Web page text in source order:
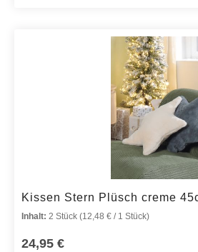
Produkt Anzahl: Gib
Kissen Stern Plüsch creme
Inhalt:2 Stück(12,48 € / 1 Stück)
24,95 €